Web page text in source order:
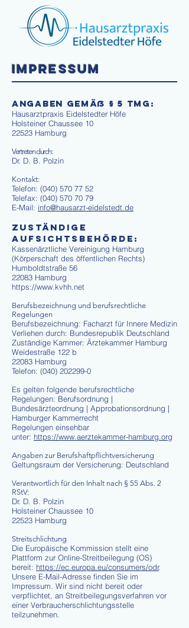
IMPRESSUM
Angaben gemäß § 5 TMG:
Hausarztpraxis Eidelstedter Höfe
Holsteiner Chaussee 10
22523 Hamburg
Vertreten durch:
Dr. D. B. Polzin
Kontakt:
Telefon: (040) 570 77 52
Telefax: (040) 570 70 79
E-Mail: info@hausarzt-eidelstedt.de
ZUSTÄNDIGE
Aufsichtsbehörde :
Kassenärztliche Vereinigung Hamburg
(Körperschaft des öffentlichen Rechts)
Humboldtstraße 56
22083 Hamburg
https://www.kvhh.net
Berufsbezeichnung und berufsrechtliche
Regelungen
Berufsbezeichnung: Facharzt für Innere Medizin
Verliehen durch: Bundesrepublik Deutschland
Zuständige Kammer: Ärztekammer Hamburg
Weidestraße 122 b
22083 Hamburg
Telefon: (040) 202299-0
Es gelten folgende berufsrechtliche
Regelungen: Berufsordnung |
Bundesärzteordnung | Approbationsordnung |
Hamburger Kammerrecht
Regelungen einsehbar
unter: https://www.aerztekammer-hamburg.org
Angaben zur Berufshaftpflichtversicherung
Geltungsraum der Versicherung: Deutschland
Verantwortlich für den Inhalt nach § 55 Abs. 2
RStV:
Dr. D. B. Polzin
Holsteiner Chaussee 10
22523 Hamburg
Streitschlichtung
Die Europäische Kommission stellt eine
Plattform zur Online-Streitbeilegung (OS)
bereit: https://ec.europa.eu/consumers/odr.
Unsere E-Mail-Adresse finden Sie im
Impressum. Wir sind nicht bereit oder
verpflichtet, an Streitbeilegungsverfahren vor
einer Verbraucherschlichtungsstelle
teilzunehmen.